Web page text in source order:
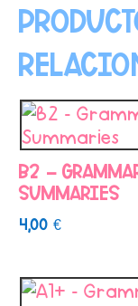
B2 –
Summaries
4,00€